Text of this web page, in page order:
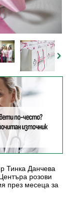
Тинка Данчева
розови
през месеца за